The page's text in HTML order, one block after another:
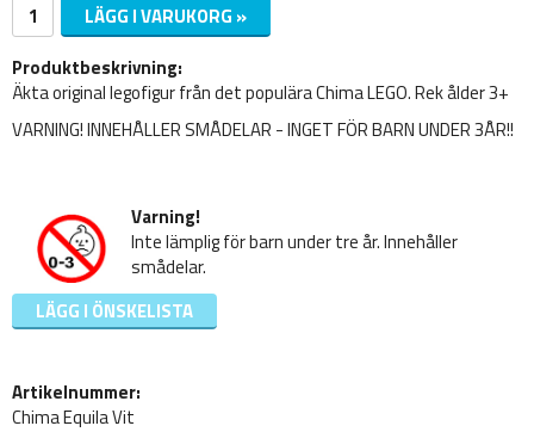
LÄGG I VARUKORG »
Produktbeskrivning:
Äkta original legofigur från det populära Chima LEGO. Rek ålder 3+
VARNING! INNEHÅLLER SMÅDELAR - INGET FÖR BARN UNDER 3ÅR!!
Varning!
Inte lämplig för barn under tre år. Innehåller
smådelar.
LÄGG I ÖNSKELISTA
Artikelnummer:
Chima Equila Vit